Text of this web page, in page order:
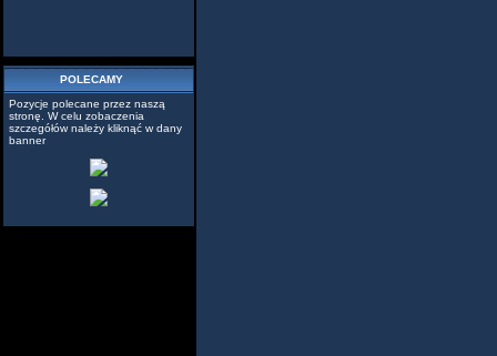
POLECAMY
Pozycje polecane przez naszą
stronę. W celu zobaczenia
szczegółów należy kliknąć w dany
banner